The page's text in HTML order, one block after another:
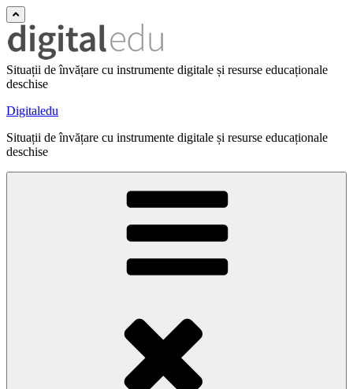
Situații de învățare cu instrumente digitale și resurse educaționale
deschise
Digitaledu
Situații de învățare cu instrumente digitale și resurse educaționale
deschise